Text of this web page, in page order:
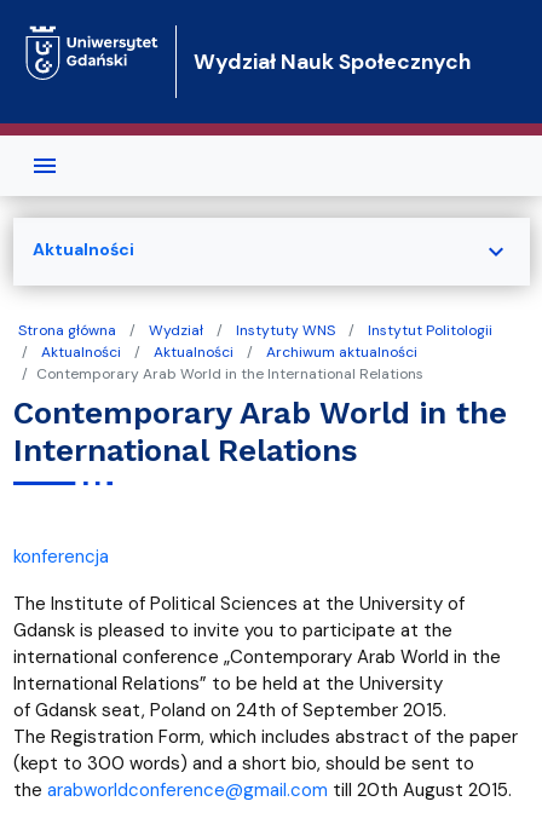
Wydział Nauk Społecznych
Strona główna Wydział Instytuty WNS
Instytut Politologii
Aktualności
Aktualności
Archiwum aktualności
Contemporary Arab World in the International Relations
Contemporary Arab World in the
International Relations
konferencja
The Institute of Political Sciences at the University of
Gdansk is pleased to invite you to participate at the
international conference „Contemporary Arab World in the
International Relations” to be held at the University
of Gdansk seat, Poland on 24th of September 2015.
The Registration Form, which includes abstract of the paper
(kept to 300 words) and a short bio, should be sent to
the arabworldconference@gmail.com till 20th August 2015.
Aktualności expand_more